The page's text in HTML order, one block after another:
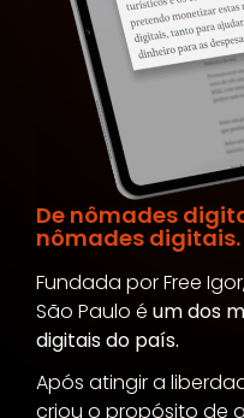
De nômades
nômades digitais.
Fundada por Free
São Paulo é um dos
digitais do país.
Após atingir a
criou o propósito de